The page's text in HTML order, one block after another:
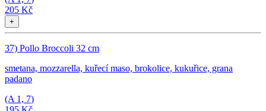
205 Kč
+
37) Pollo Broccoli 32 cm
smetana, mozzarella, kuřecí maso, brokolice, kukuřice, grana
padano
(A 1, 7)